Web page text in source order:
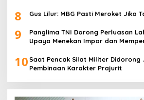
8 Gus Lilur: MBG Pasti Meroket Jika
9
Panglima TNI Dorong Perluasan
Upaya Menekan Impor dan
10 Saat Pencak Silat Militer Didorong
Pembinaan Karakter Prajurit